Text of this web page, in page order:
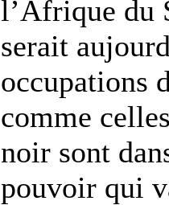
l’Afrique du
serait
occupations
comme
noir sont
pouvoir qui